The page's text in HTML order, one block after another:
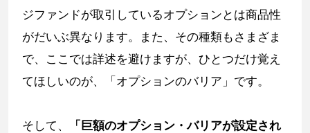
ジファンドが取引しているオプションとは商品性
がだいぶ異なります。また、その種類もさまざま
で、ここでは詳述を避けますが、ひとつだけ覚え
てほしいのが、「オプションのバリア」です。
そして、
「巨額のオプション・バリアが設定され